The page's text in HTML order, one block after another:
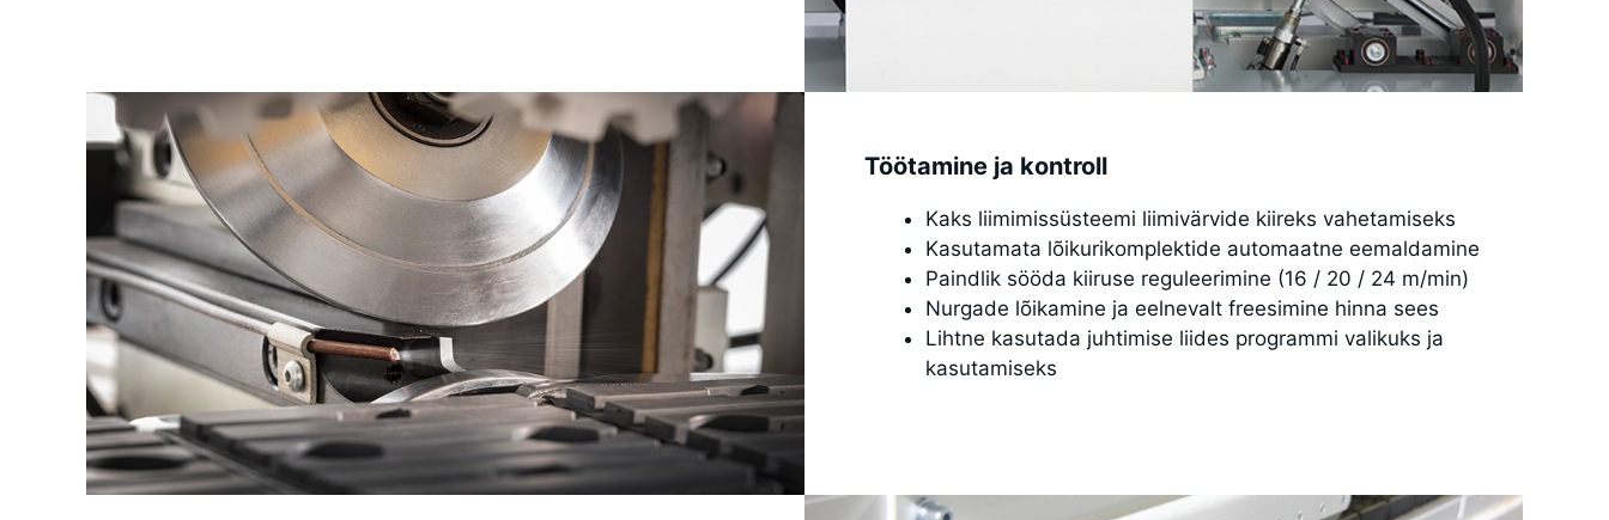
Töötamine ja kontroll
Kaks liimimissüsteemi liimivärvide kiireks vahetamiseks
Kasutamata lõikurikomplektide automaatne eemaldamine
Paindlik sööda kiiruse reguleerimine (16 / 20 / 24 m/min)
Nurgade lõikamine ja eelnevalt freesimine hinna sees
Lihtne kasutada juhtimise liides programmi valikuks ja
kasutamiseks